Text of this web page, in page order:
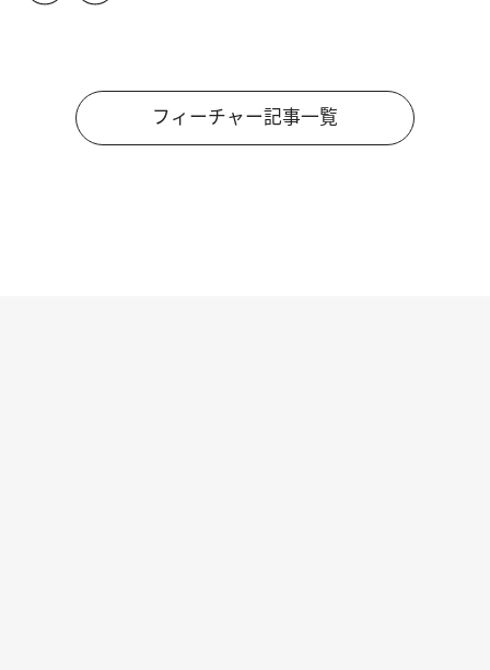
フィーチャー記事一覧